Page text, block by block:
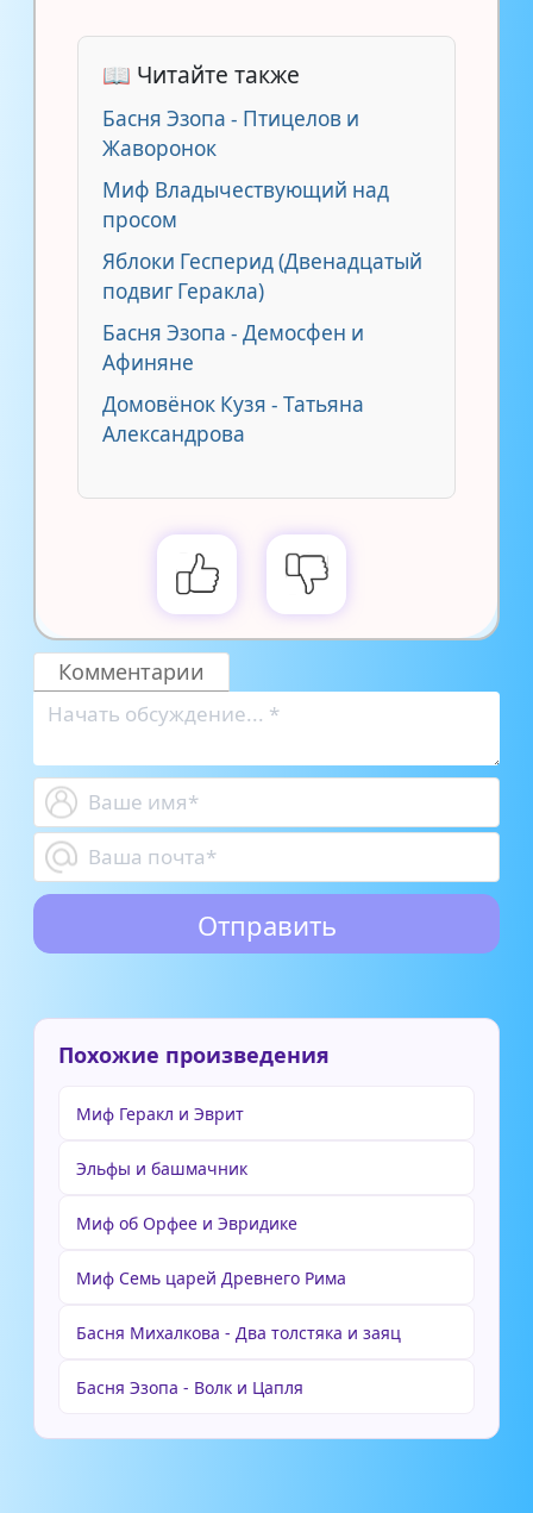
📖 Читайте также
Басня Эзопа - Птицелов и
Жаворонок
Миф Владычествующий над
просом
Яблоки Гесперид (Двенадцатый
подвиг Геракла)
Басня Эзопа - Демосфен и
Афиняне
Домовёнок Кузя - Татьяна
Александрова
Комментарии
Похожие произведения
Миф Геракл и Эврит
Эльфы и башмачник
Миф об Орфее и Эвридике
Миф Семь царей Древнего Рима
Басня Михалкова - Два толстяка и заяц
Басня Эзопа - Волк и Цапля